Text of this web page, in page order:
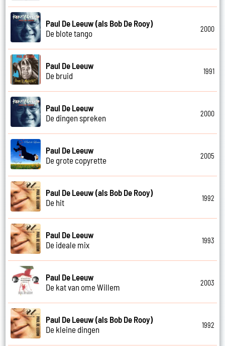
Paul De Leeuw (als Bob De Rooy)
De blote tango
2000
Paul De Leeuw
De bruid
1991
Paul De Leeuw
De dingen spreken
2000
Paul De Leeuw
De grote copyrette
2005
Paul De Leeuw (als Bob De Rooy)
De hit
1992
Paul De Leeuw
De ideale mix
1993
Paul De Leeuw
De kat van ome Willem
2003
Paul De Leeuw (als Bob De Rooy)
De kleine dingen
1992